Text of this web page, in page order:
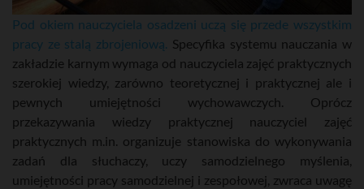
Pod okiem nauczyciela osadzeni uczą się przede wszystkim
pracy ze stalą zbrojeniową. Specyfika systemu nauczania w
zakładzie karnym wymaga od nauczyciela zajęć praktycznych
szerokiej wiedzy, zarówno teoretycznej i praktycznej ale i
pewnych umiejętności wychowawczych. Oprócz
przekazywania wiedzy praktycznej nauczyciel zajęć
praktycznych m.in. organizuje stanowiska do wykonywania
zadań dla słuchaczy, uczy samodzielnego myślenia,
umiejętności pracy samodzielnej i zespołowej, zwraca uwagę